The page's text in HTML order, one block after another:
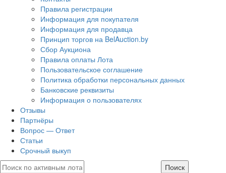
Правила регистрации
Информация для покупателя
Информация для продавца
Принцип торгов на BelAuction.by
Сбор Аукциона
Правила оплаты Лота
Пользовательское соглашение
Политика обработки персональных данных
Банковские реквизиты
Информация о пользователях
Отзывы
Партнёры
Вопрос — Ответ
Статьи
Срочный выкуп